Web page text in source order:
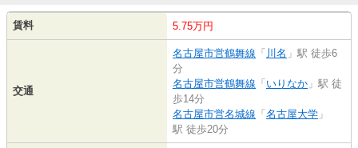
賃料 5.75万円
交通
名古屋市営鶴舞線 「 川名 」駅 徒歩6
分
名古屋市営鶴舞線 「 いりなか 」駅 徒
歩14分
名古屋市営名城線 「 名古屋大学 」
駅 徒歩20分